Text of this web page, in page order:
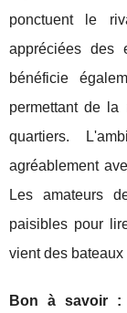
ponctuent le
appréciées des
bénéficie
permettant de la
quartiers.
agréablement
Les amateurs
paisibles pour
vient des
Bon à savoir :